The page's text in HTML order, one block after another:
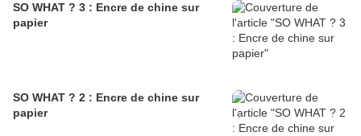
SO WHAT ? 3 : Encre de chine sur
papier
SO WHAT ? 2 : Encre de chine sur
papier